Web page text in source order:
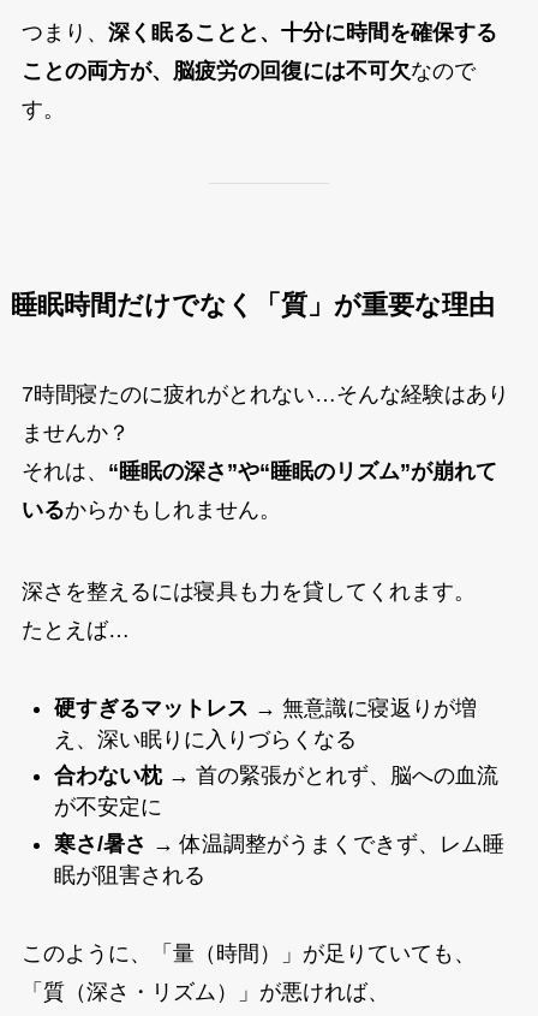
つまり、 深く眠ることと、十分に時間を確保する
ことの両方が、脳疲労の回復には不可欠なので
す。
睡眠時間だけでなく「質」が重要な理由
7時間寝たのに疲れがとれない…そんな経験はあり
ませんか？
それは、 “睡眠の深さ”や“睡眠のリズム”が崩れて
いるからかもしれません。
深さを整えるには寝具も力を貸してくれます。
たとえば…
硬すぎるマットレス → 無意識に寝返りが増
え、深い眠りに入りづらくなる
合わない枕→ 首の緊張がとれず、脳への血流
が不安定に
寒さ/暑さ → 体温調整がうまくできず、レム睡
眠が阻害される
このように、「量（時間）」が足りていても、
「質（深さ・リズム）」が悪ければ、